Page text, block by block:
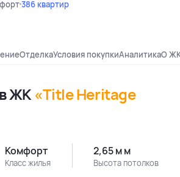
386 квартир
ОтделкаУсловия покупкиАналитикаО
ЖК «Title Heritage
Комфорт
Класс жилья
2,65 м м
Высота потолков